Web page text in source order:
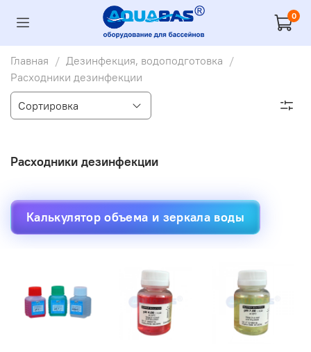
0
Главная
Дезинфекция, водоподготовка
Расходники дезинфекции
Расходники дезинфекции
Калькулятор объема и зеркала воды